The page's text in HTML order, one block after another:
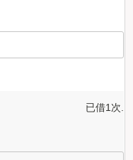
已借1次.